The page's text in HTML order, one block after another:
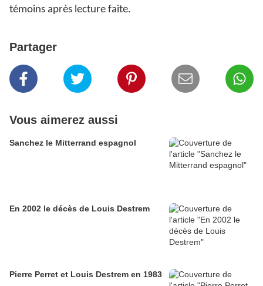
témoins après lecture faite.
Partager
Vous aimerez aussi
Sanchez le Mitterrand espagnol
En 2002 le décès de Louis Destrem
Pierre Perret et Louis Destrem en 1983